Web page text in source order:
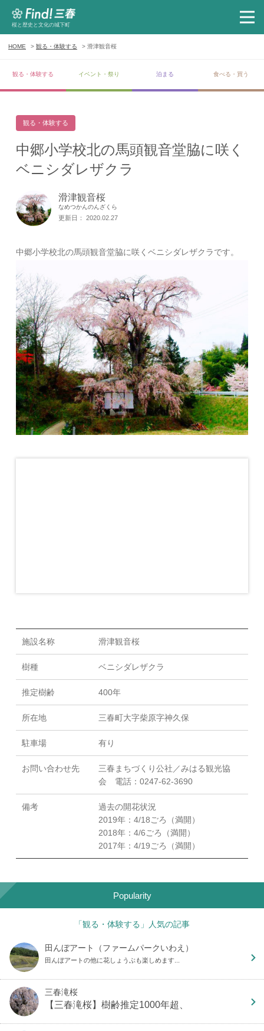
桜と歴史と文化の城下町
HOME 観る・体験する 滑津観音桜
観る・体験する イベント・祭り 泊まる 食べる・買う
観る・体験する
中郷小学校北の馬頭観音堂脇に咲く
ベニシダレザクラ
滑津観音桜
なめつかんのんざくら
更新日： 2020.02.27
中郷小学校北の馬頭観音堂脇に咲くベニシダレザクラです。
施設名称 滑津観音桜
樹種 ベニシダレザクラ
推定樹齢 400年
所在地 三春町大字柴原字神久保
駐車場 有り
お問い合わせ先
三春まちづくり公社／みはる観光協
会 電話：0247-62-3690
備考
過去の開花状況
2019年：4/18ごろ（満開）
2018年：4/6ごろ（満開）
2017年：4/19ごろ（満開）
Popularity
「観る・体験する」人気の記事
田んぼアート（ファームパークいわえ）
田んぼアートの他に花しょうぶも楽しめます...
三春滝桜
【三春滝桜】樹齢推定1000年超、